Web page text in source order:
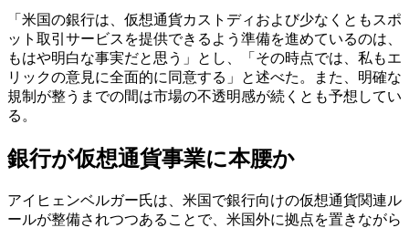
「米国の銀行は、仮想通貨カストディおよび少なくともスポ
ット取引サービスを提供できるよう準備を進めているのは、
もはや明白な事実だと思う」とし、「その時点では、私もエ
リックの意見に全面的に同意する」と述べた。また、明確な
規制が整うまでの間は市場の不透明感が続くとも予想してい
る。
銀行が仮想通貨事業に本腰か
アイヒェンベルガー氏は、米国で銀行向けの仮想通貨関連ル
ールが整備されつつあることで、米国外に拠点を置きながら